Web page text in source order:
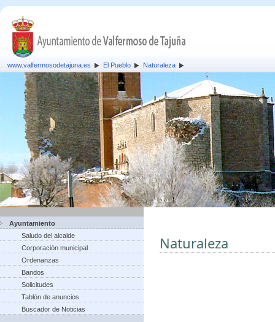
www.valfermosodetajuna.es El Pueblo Naturaleza
Ayuntamiento
Saludo del alcalde
Corporación municipal
Ordenanzas
Bandos
Solicitudes
Tablón de anuncios
Buscador de Noticias
Naturaleza